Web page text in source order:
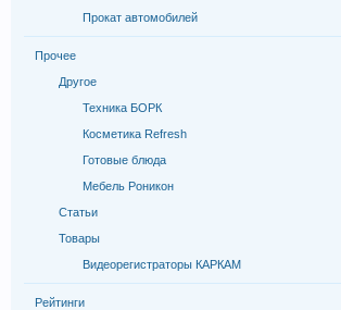
Прокат автомобилей
Прочее
Другое
Техника БОРК
Косметика Refresh
Готовые блюда
Мебель Роникон
Статьи
Товары
Видеорегистраторы КАРКАМ
Рейтинги